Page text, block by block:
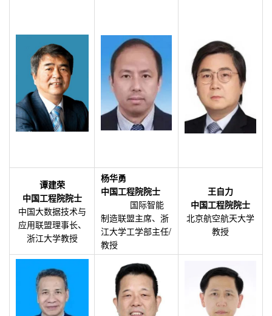
谭建荣
中国工程院院士
中国大数据技术与
应用联盟理事长、
浙江大学教授
杨华勇
中国工程院院士
国际智能
制造联盟主席、浙
江大学工学部主任/
教授
王自力
中国工程院院士
北京航空航天大学
教授